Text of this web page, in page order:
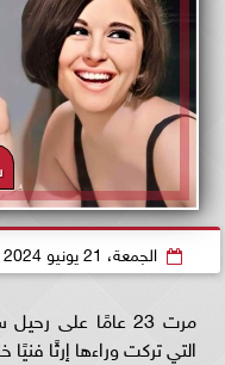
الجمعة، 21 يونيو 2024
مرت 23 عامًا على
التي تركت وراءها إرثًا فنيًا